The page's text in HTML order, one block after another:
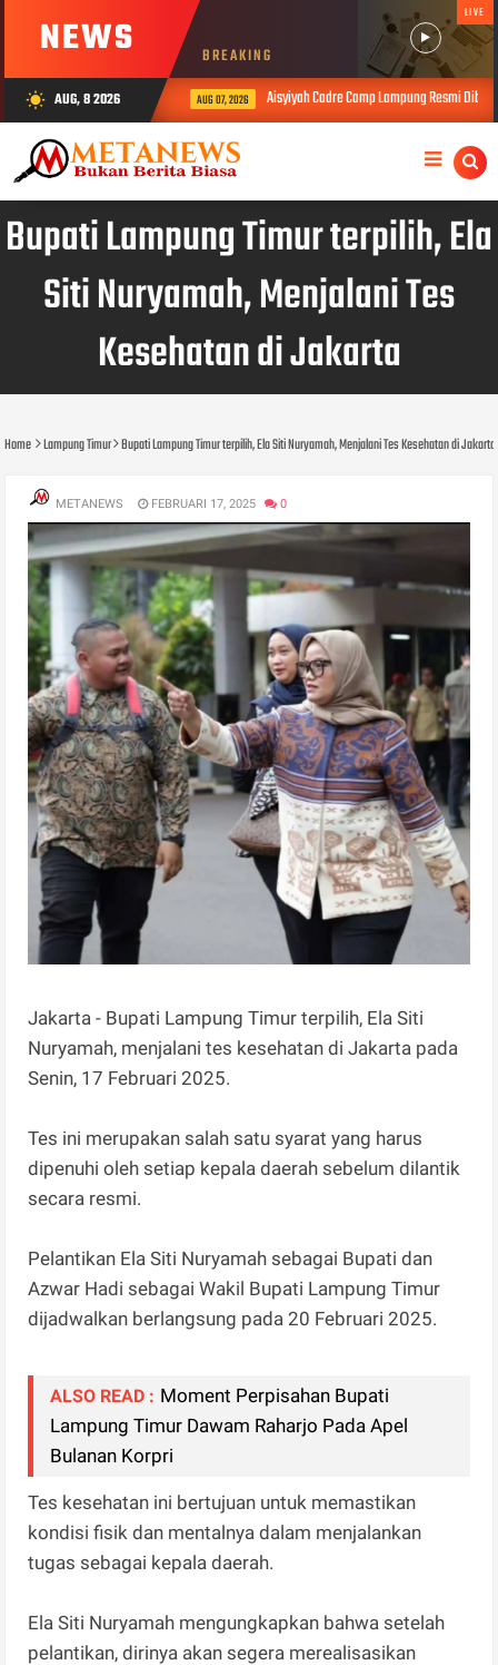
NEWS BREAKING
LIVE
wb_sunny AUG, 8 2026 AUG 07, 2026 Aisyiyah Cadre Camp Lampung Resmi Dibuka,
Bupati Lampung Timur terpilih, Ela
Siti Nuryamah, Menjalani Tes
Kesehatan di Jakarta
Home Lampung Timur Bupati Lampung Timur terpilih, Ela Siti Nuryamah, Menjalani Tes Kesehatan di Jakarta
METANEWS FEBRUARI 17, 2025 0
Jakarta - Bupati Lampung Timur terpilih, Ela Siti
Nuryamah, menjalani tes kesehatan di Jakarta pada
Senin, 17 Februari 2025.
Tes ini merupakan salah satu syarat yang harus
dipenuhi oleh setiap kepala daerah sebelum dilantik
secara resmi.
Pelantikan Ela Siti Nuryamah sebagai Bupati dan
Azwar Hadi sebagai Wakil Bupati Lampung Timur
dijadwalkan berlangsung pada 20 Februari 2025.
ALSO READ : Moment Perpisahan Bupati
Lampung Timur Dawam Raharjo Pada Apel
Bulanan Korpri
Tes kesehatan ini bertujuan untuk memastikan
kondisi fisik dan mentalnya dalam menjalankan
tugas sebagai kepala daerah.
Ela Siti Nuryamah mengungkapkan bahwa setelah
pelantikan, dirinya akan segera merealisasikan